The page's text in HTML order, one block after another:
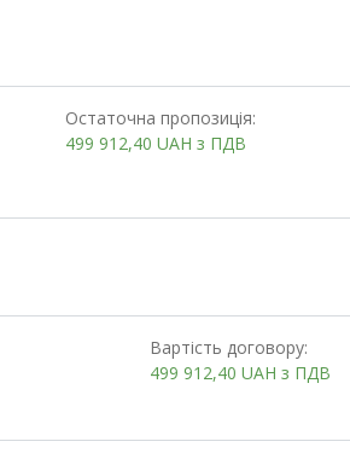
Остаточна пропозиція:
499 912,40 UAH з ПДВ
Вартість договору:
499 912,40 UAH з ПДВ